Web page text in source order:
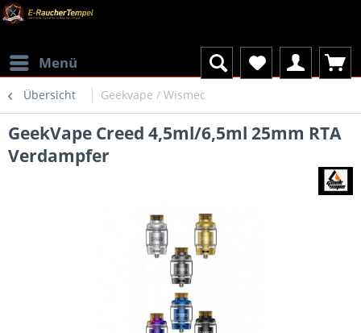
Menü
Übersicht Geekvape / Wismec
GeekVape Creed 4,5ml/6,5ml 25mm RTA
Verdampfer